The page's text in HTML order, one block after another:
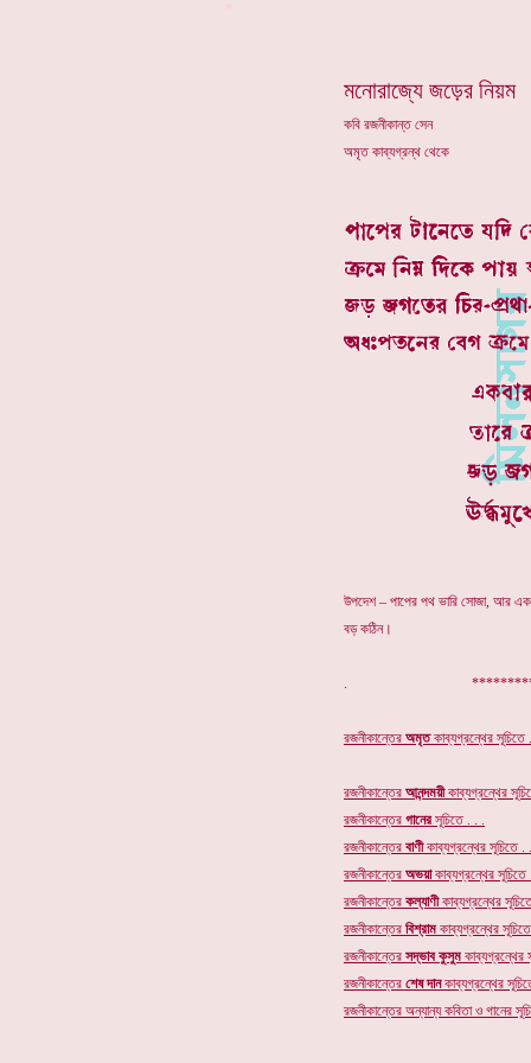
মনোরাজ্যে জড়ের নিয়ম
কবি রজনীকান্ত সেন
অমৃত কাব্যগ্রন্থ থেকে
উপদেশ – পাপের পথ ভারি সোজা, আর
বড় কঠিন।
.
রজনীকান্তের অমৃতকাব্যগ্রন্থের সূচিতে
রজনীকান্তের আনন্দময়ীকাব্যগ্রন্থের
রজনীকান্তের গানেরসূচিতে . . .
রজনীকান্তের বাণীকাব্যগ্রন্থের সূচিতে .
রজনীকান্তের অভয়াকাব্যগ্রন্থের
রজনীকান্তের কল্যাণীকাব্যগ্রন্থের
রজনীকান্তের বিশ্রাম কাব্যগ্রন্থের
রজনীকান্তের সদ্ভাব কুসুম কাব্যগ্রন্থের
রজনীকান্তের শেষ দানকাব্যগ্রন্থের
রজনীকান্তের অন্যান্য কবিতা ও গানের